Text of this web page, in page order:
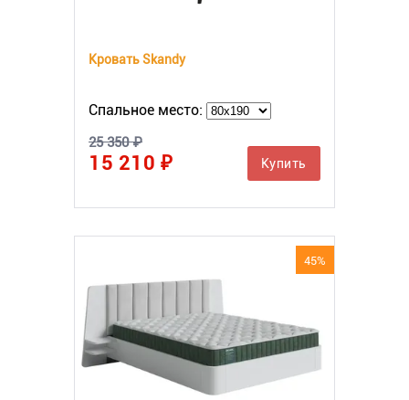
Кровать Skandy
Спальное место:
25 350 ₽
15 210 ₽ Купить
45%